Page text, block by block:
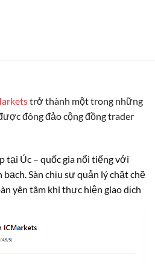
trở thành một trong những
đông đảo cộng đồng trader
tại Úc – quốc gia nổi tiếng với
Sàn chịu sự quản lý chặt chẽ
yên tâm khi thực hiện giao dịch